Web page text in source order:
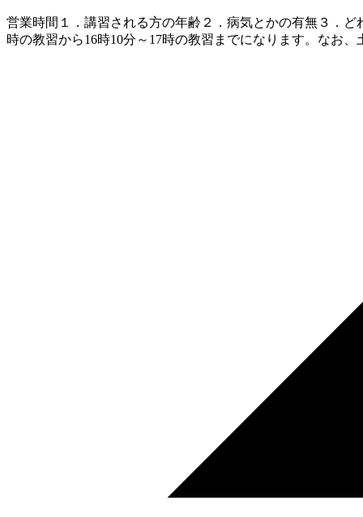
営業時間 １．講習される方の年齢２．病気とかの有無３．
時の教習から16時10分～17時の教習までになります。なお